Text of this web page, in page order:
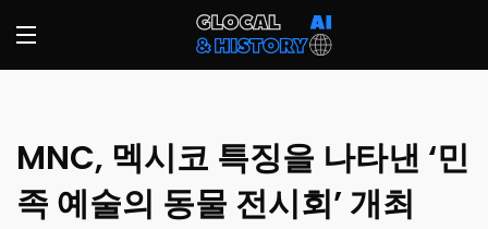
MNC, 멕시코 특징을 나타낸 ‘민
족 예술의 동물 전시회’ 개최